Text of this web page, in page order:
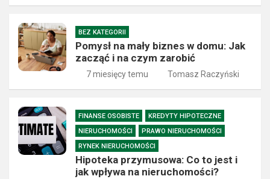
BEZ KATEGORII
Pomysł na mały biznes w domu: Jak
zacząć i na czym zarobić
7 miesięcy temu Tomasz Raczyński
FINANSE OSOBISTE
KREDYTY HIPOTECZNE
NIERUCHOMOŚCI
PRAWO NIERUCHOMOŚCI
RYNEK NIERUCHOMOŚCI
Hipoteka przymusowa: Co to jest i
jak wpływa na nieruchomości?